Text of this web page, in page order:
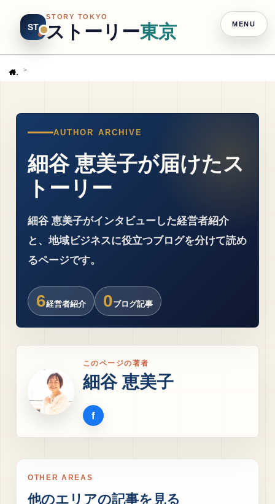
ST
STORY TOKYO
ストーリー東京
Home
AUTHOR ARCHIVE
細谷 恵美子が届けたス
トーリー
細谷 恵美子がインタビューした経営者紹介
と、地域ビジネスに役立つブログを分けて読め
るページです。
6経営者紹介 0ブログ記事
このページの著者
細谷 恵美子
OTHER AREAS
他のエリアの記事を見る
MENU